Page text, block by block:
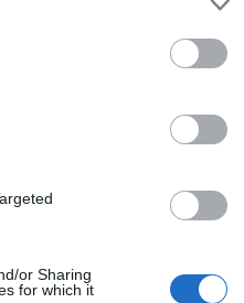
or Sharing
for which it
svoje goste. Ob